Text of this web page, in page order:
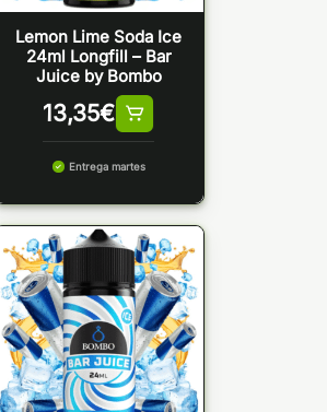
Lemon Lime Soda Ice
24ml Longfill – Bar
Juice by Bombo
13,35€
Entrega martes